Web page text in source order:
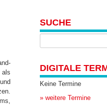
SUCHE
DIGITALE
Keine Termine
» weitere Termine